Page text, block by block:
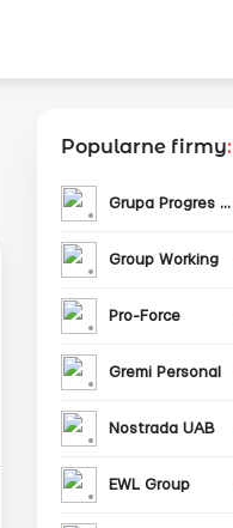
Popularne firmy:
Grupa Progres Sp. z o.o.
Group Working
Pro-Force
Gremi Personal
Nostrada UAB
EWL Group